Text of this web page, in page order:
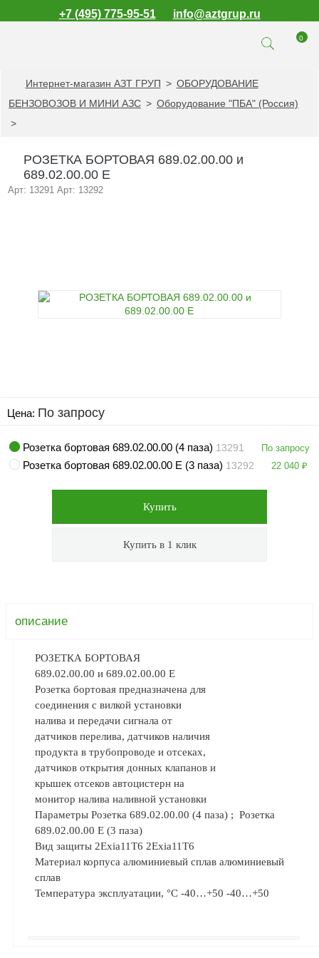
+7 (495) 775-95-51 info@aztgrup.ru
0
КАТАЛОГ ПРОДУКЦИИ
Топливораздаточные
колонки
колонки
Зарядные станции
Электронное
связи и оповещения
Краны раздаточные,
з/ч и
комплектующие
Резервуарное
Метрологическое
оборудование
Рукава, шланги и
техпластина МБС
Соединительная
арматура
Устройства
заземления
автоцистерн и
комплектующие
Продукция НПП
СЕНСОР
Газоаналитическое
Интернет-магазин АЗТ ГРУП > ОБОРУДОВАНИЕ
БЕНЗОВОЗОВ И МИНИ АЗС > Оборудование "ПБА" (Россия)
>
РОЗЕТКА БОРТОВАЯ 689.02.00.00 и
689.02.00.00 Е
Арт: 13291 Арт: 13292
Цена: По запросу
Розетка бортовая 689.02.00.00 (4 паза) 13291 По запросу
Розетка бортовая 689.02.00.00 Е (3 паза) 13292 22 040 ₽
описание
РОЗЕТКА БОРТОВАЯ
689.02.00.00 и 689.02.00.00 Е
Розетка бортовая предназначена для
соединения с вилкой установки
налива и передачи сигнала от
датчиков перелива, датчиков наличия
продукта в трубопроводе и отсеках,
датчиков открытия донных клапанов и
крышек отсеков автоцистерн на
монитор налива наливной установки
Параметры Розетка 689.02.00.00 (4 паза) ; Розетка
689.02.00.00 Е (3 паза)
Вид защиты 2Exia11T6 2Exia11T6
Материал корпуса алюминиевый сплав алюминиевый
сплав
Температура эксплуатации, °С -40…+50 -40…+50